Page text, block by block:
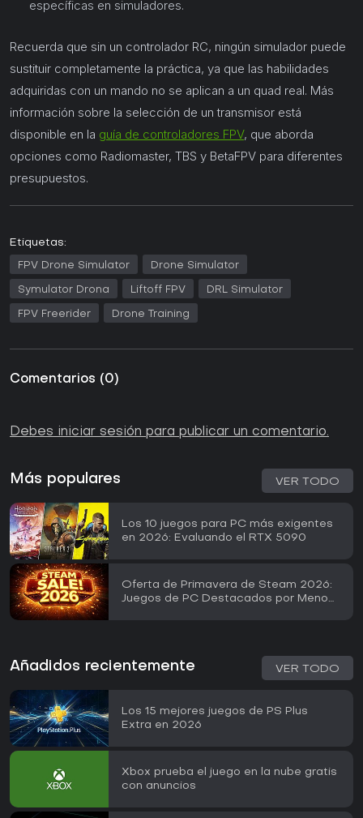
específicas en simuladores.
Recuerda que sin un controlador RC, ningún simulador puede
sustituir completamente la práctica, ya que las habilidades
adquiridas con un mando no se aplican a un quad real. Más
información sobre la selección de un transmisor está
disponible en la guía de controladores FPV, que aborda
opciones como Radiomaster, TBS y BetaFPV para diferentes
presupuestos.
Etiquetas:
FPV Drone Simulator Drone Simulator
Symulator Drona Liftoff FPV DRL Simulator
FPV Freerider Drone Training
Comentarios (0)
Debes iniciar sesión para publicar un comentario.
Más populares VER TODO
Los 10 juegos para PC más exigentes
en 2026: Evaluando el RTX 5090
Oferta de Primavera de Steam 2026:
Juegos de PC Destacados por Menos
Añadidos recientemente VER TODO
Los 15 mejores juegos de PS Plus
Extra en 2026
Xbox prueba el juego en la nube gratis
con anuncios